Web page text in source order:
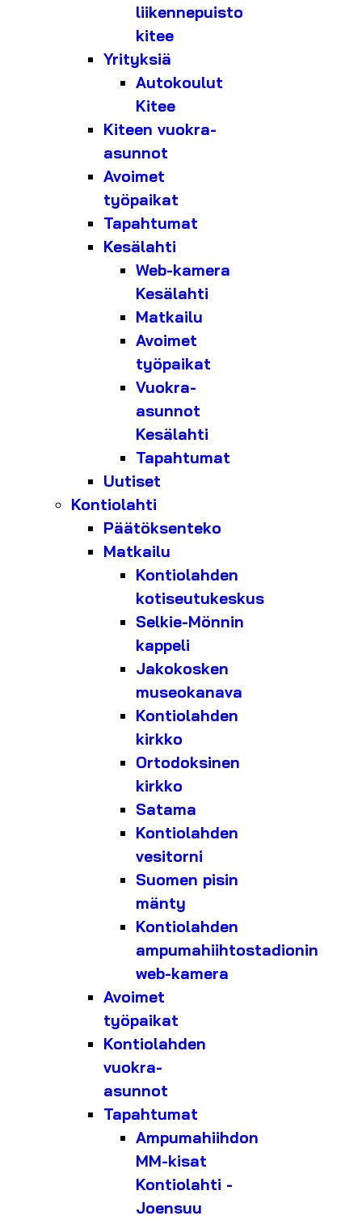
liikennepuisto
kitee
Yrityksiä
Autokoulut
Kitee
Kiteen vuokra-
asunnot
Avoimet
työpaikat
Tapahtumat
Kesälahti
Web-kamera
Kesälahti
Matkailu
Avoimet
työpaikat
Vuokra-
asunnot
Kesälahti
Tapahtumat
Uutiset
Kontiolahti
Päätöksenteko
Matkailu
Kontiolahden
kotiseutukeskus
Selkie-Mönnin
kappeli
Jakokosken
museokanava
Kontiolahden
kirkko
Ortodoksinen
kirkko
Satama
Kontiolahden
vesitorni
Suomen pisin
mänty
Kontiolahden
ampumahiihtostadionin
web-kamera
Avoimet
työpaikat
Kontiolahden
vuokra-
asunnot
Tapahtumat
Ampumahiihdon
MM-kisat
Kontiolahti -
Joensuu